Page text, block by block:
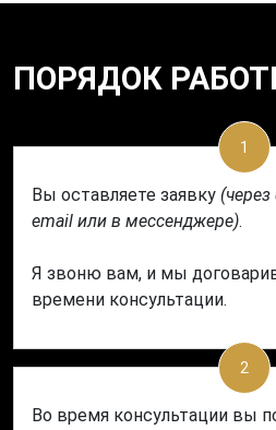
ПОРЯДОК
1
Вы оставляете заявку
email или в мессенджере).
Я звоню вам, и мы
времени консультации.
2
Во время консультации вы